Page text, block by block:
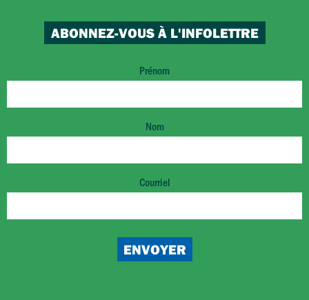
ABONNEZ-VOUS À L'INFOLETTRE
Prénom
Nom
Courriel